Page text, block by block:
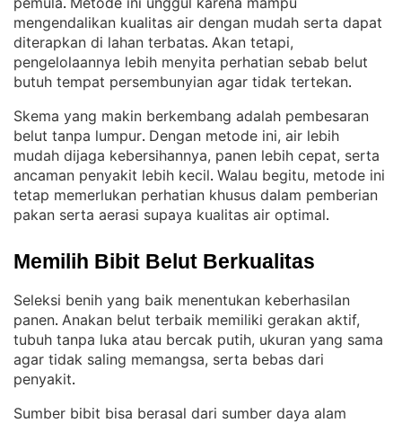
.
mengendalikan kualitas air dengan mudah serta dapat
diterapkan di lahan terbatas. Akan tetapi,
pengelolaannya lebih menyita perhatian sebab belut
butuh tempat persembunyian agar tidak tertekan.
Skema yang makin berkembang adalah pembesaran
belut tanpa lumpur. Dengan metode ini, air lebih
mudah dijaga kebersihannya, panen lebih cepat, serta
ancaman penyakit lebih kecil. Walau begitu, metode ini
tetap memerlukan perhatian khusus dalam pemberian
pakan serta aerasi supaya kualitas air optimal.
Memilih Bibit Belut Berkualitas
Seleksi benih yang baik menentukan keberhasilan
panen. Anakan belut terbaik memiliki gerakan aktif,
tubuh tanpa luka atau bercak putih, ukuran yang sama
agar tidak saling memangsa, serta bebas dari
penyakit.
Sumber bibit bisa berasal dari sumber daya alam